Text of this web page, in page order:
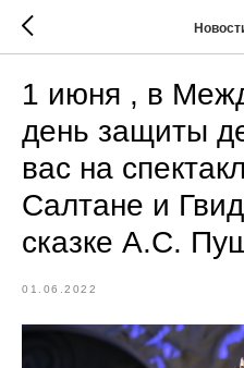
1 июня , в
день защиты
вас на
Салтане и
сказке А.С.
01.06.2022